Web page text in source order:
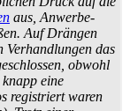
aus, Anwerbe­
Auf Drängen
Verhandlungen das
obwohl
eine
registriert waren